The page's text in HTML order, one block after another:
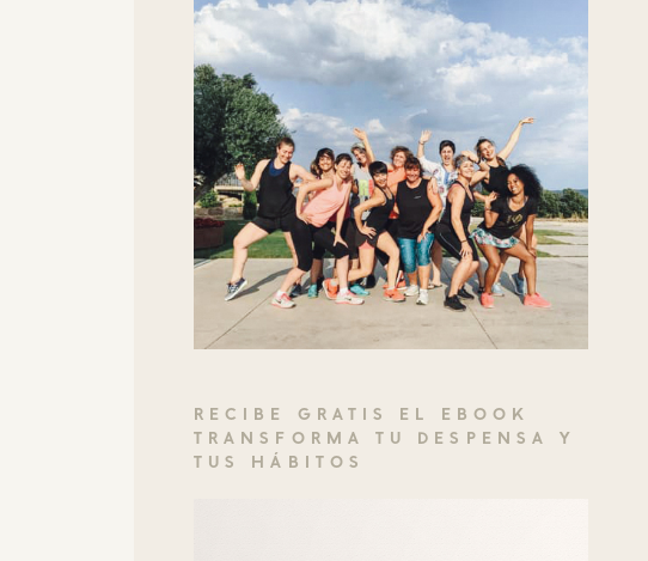
RECIBE GRATIS EL EBOOK
TRANSFORMA TU DESPENSA Y
TUS HÁBITOS